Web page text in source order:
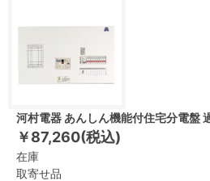
河村電器 あんしん機能付住宅分電盤
￥87,260(税込)
在庫
取寄せ品